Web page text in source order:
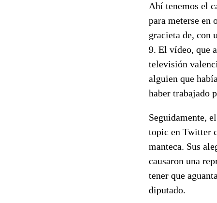
Ahí tenemos el
para meterse en
gracieta de, con
9. El vídeo, que
televisión
alguien que
haber trabajado
Seguidamente,
topic en Twitter
manteca. Sus
causaron una
tener que
diputado.